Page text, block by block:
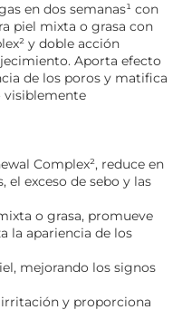
en dos semanas¹ con
piel mixta o grasa con
y doble acción
Aporta efecto
de los poros y matifica
visiblemente
Complex², reduce en
el exceso de sebo y las
o grasa, promueve
la apariencia de los
mejorando los signos
irritación y proporciona